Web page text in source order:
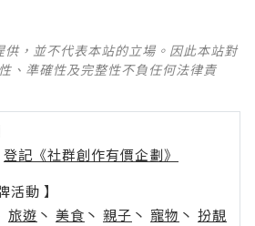
，並不代表本站的立場。因此本站對
、準確性及完整性不負任何法律責
登記《社群創作有價企劃》
活動 】
旅遊 丶 美食 丶 親子 丶 寵物 丶 扮靚